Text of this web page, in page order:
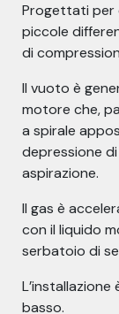
Progettati per
piccole
di
Il vuoto è
motore che,
a spirale
depressione
aspirazione.
Il gas è
con il liquido
serbatoio di
basso.